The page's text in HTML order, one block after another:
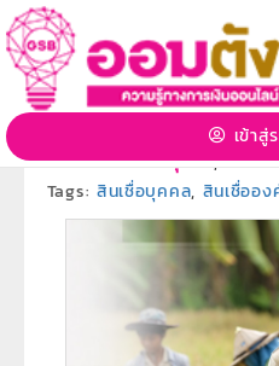
เข้าสู่
สินเชื่อเพื่อพัฒนาชนบท
3 ก.ค. 2563 14:46:53 | 4113
ผลิตภัณฑ์ธนาคารอ
ผลิตภัณฑ์สินเชื่อบุคคล,ผลิตภั
Tags: สินเชื่อบุคคล, สินเชื่ออ